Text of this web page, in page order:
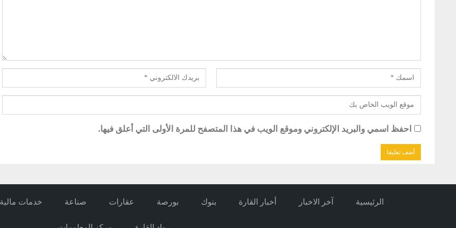
احفظ اسمي والبريد الإلكتروني وموقع الويب في هذا المتصفح للمرة الأولى التي أعلق فيها.
الرئيسية آخر الاخبار أخبار القارة بنوك بورصة عقارات صناعة خدمات مالية